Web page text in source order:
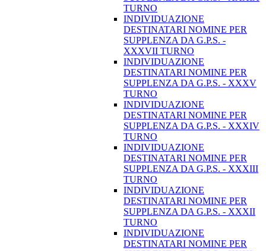
TURNO
INDIVIDUAZIONE
DESTINATARI NOMINE PER
SUPPLENZA DA G.P.S. -
XXXVII TURNO
INDIVIDUAZIONE
DESTINATARI NOMINE PER
SUPPLENZA DA G.P.S. - XXXV
TURNO
INDIVIDUAZIONE
DESTINATARI NOMINE PER
SUPPLENZA DA G.P.S. - XXXIV
TURNO
INDIVIDUAZIONE
DESTINATARI NOMINE PER
SUPPLENZA DA G.P.S. - XXXIII
TURNO
INDIVIDUAZIONE
DESTINATARI NOMINE PER
SUPPLENZA DA G.P.S. - XXXII
TURNO
INDIVIDUAZIONE
DESTINATARI NOMINE PER